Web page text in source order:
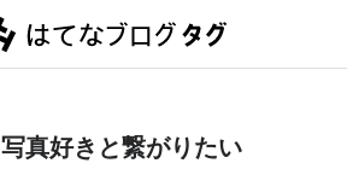
写真好きと繋がりたい